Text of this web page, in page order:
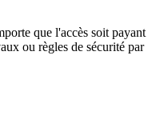
que l'accès soit payant
ou règles de sécurité par